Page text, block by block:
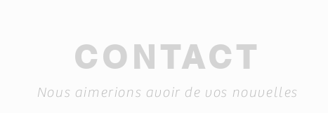
CONTACT
Nous aimerions avoir de vos nouvelles